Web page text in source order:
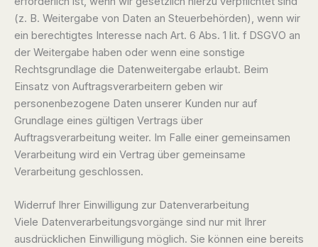
(z. B. Weitergabe von Daten an Steuerbehörden), wenn wir
ein berechtigtes Interesse nach Art. 6 Abs. 1 lit. f DSGVO an
der Weitergabe haben oder wenn eine sonstige
Rechtsgrundlage die Datenweitergabe erlaubt. Beim
Einsatz von Auftragsverarbeitern geben wir
personenbezogene Daten unserer Kunden nur auf
Grundlage eines gültigen Vertrags über
Auftragsverarbeitung weiter. Im Falle einer gemeinsamen
Verarbeitung wird ein Vertrag über gemeinsame
Verarbeitung geschlossen.
Widerruf Ihrer Einwilligung zur Datenverarbeitung
Viele Datenverarbeitungsvorgänge sind nur mit Ihrer
ausdrücklichen Einwilligung möglich. Sie können eine bereits